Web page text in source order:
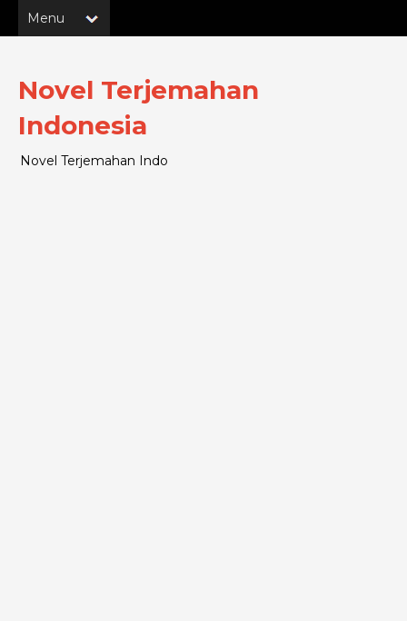
Novel Terjemahan
Indonesia
Novel Terjemahan Indo